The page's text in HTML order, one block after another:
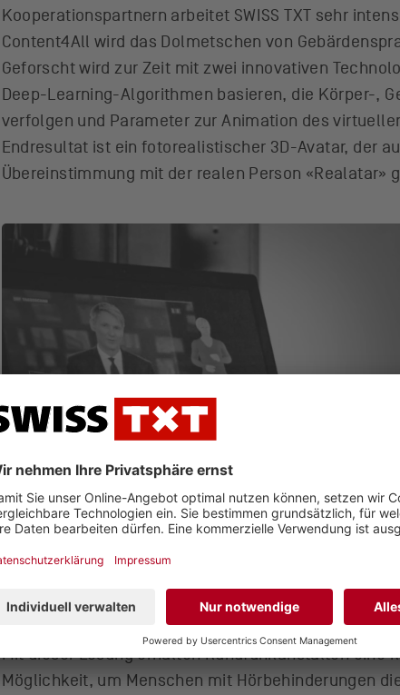
Kooperationspartnern arbeitet SWISS TXT sehr
Content4All wird das Dolmetschen von
Geforscht wird zur Zeit mit zwei innovativen
Deep-Learning-Algorithmen basieren, die Körper-,
verfolgen und Parameter zur Animation des
Endresultat ist ein fotorealistischer 3D-Avatar, der
Übereinstimmung mit der realen Person «Realatar»
Mit dieser Lösung erhalten Rundfunkanstalten eine
Möglichkeit, um Menschen mit Hörbehinderungen